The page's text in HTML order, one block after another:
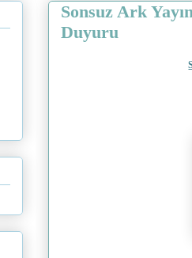
Sonsuz Ark
Duyuru